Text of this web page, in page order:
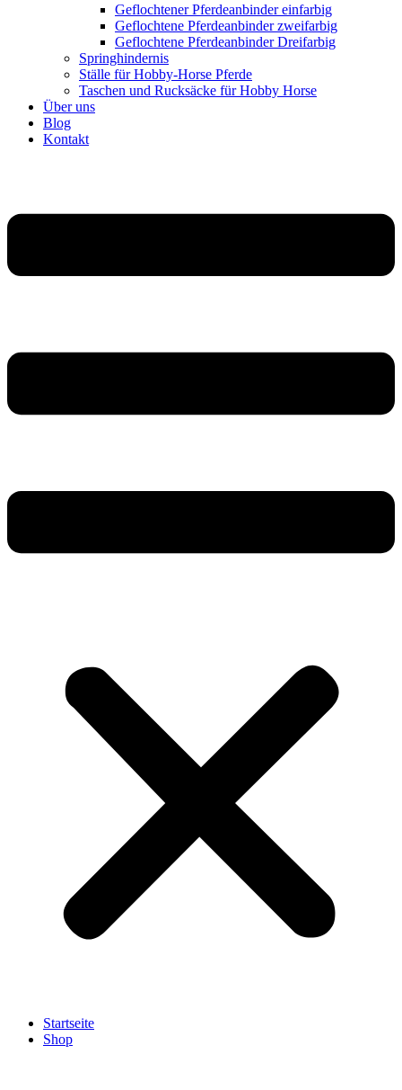
Geflochtener Pferdeanbinder einfarbig
Geflochtene Pferdeanbinder zweifarbig
Geflochtene Pferdeanbinder Dreifarbig
Springhindernis
Ställe für Hobby-Horse Pferde
Taschen und Rucksäcke für Hobby Horse
Über uns
Blog
Kontakt
Startseite
Shop